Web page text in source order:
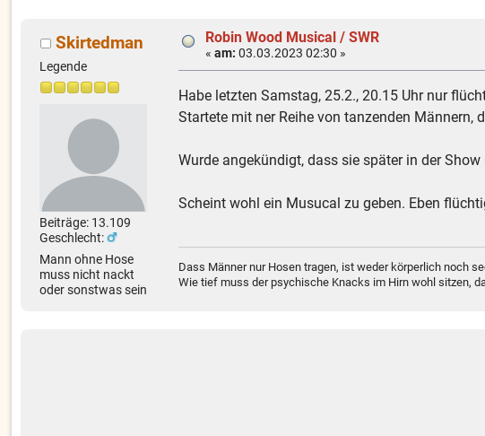
Skirtedman
Legende
Beiträge: 13.109
Geschlecht:
Mann ohne Hose
muss nicht nackt
oder sonstwas sein
Robin Wood Musical / SWR
«am: 03.03.2023 02:30 »
Habe letzten Samstag, 25.2., 20.15 Uhr nur
Startete mit ner Reihe von tanzenden Männern,
Wurde angekündigt, dass sie später in der
Scheint wohl ein Musucal zu geben. Eben
Dass Männer nur Hosen tragen, ist weder körperlich noch
Wie tief muss der psychische Knacks im Hirn wohl sitzen,